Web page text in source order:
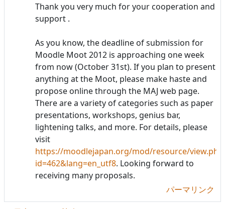
Thank you very much for your cooperation and
support .
As you know, the deadline of submission for
Moodle Moot 2012 is approaching one week
from now (October 31st). If you plan to present
anything at the Moot, please make haste and
propose online through the MAJ web page.
There are a variety of categories such as paper
presentations, workshops, genius bar,
lightening talks, and more. For details, please
visit
https://moodlejapan.org/mod/resource/
id=462&lang=en_utf8. Looking forward to
receiving many proposals.
パーマリンク